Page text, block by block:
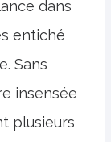
dans
entiché
Sans
insensée
plusieurs